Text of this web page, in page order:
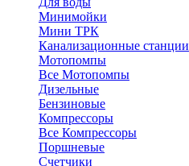
Минимойки
Мини ТРК
Канализационные станции
Мотопомпы
Все Мотопомпы
Дизельные
Бензиновые
Компрессоры
Все Компрессоры
Поршневые
Счетчики